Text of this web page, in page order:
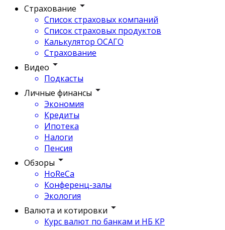
Страхование
Список страховых компаний
Список страховых продуктов
Калькулятор ОСАГО
Страхование
Видео
Подкасты
Личные финансы
Экономия
Кредиты
Ипотека
Налоги
Пенсия
Обзоры
HoReCa
Конференц-залы
Экология
Валюта и котировки
Курс валют по банкам и НБ КР